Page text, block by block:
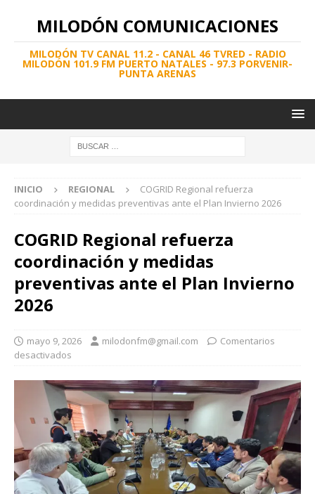
MILODÓN COMUNICACIONES
MILODÓN TV CANAL 11.2 - CANAL 46 TVRED - RADIO
MILODÓN 101.9 FM PUERTO NATALES - 97.3 PORVENIR-
PUNTA ARENAS
INICIO REGIONAL
COGRID Regional refuerza
coordinación y medidas preventivas ante el Plan Invierno 2026
COGRID Regional refuerza
coordinación y medidas
preventivas ante el Plan Invierno
2026
mayo 9, 2026 milodonfm@gmail.com
Comentarios
desactivados